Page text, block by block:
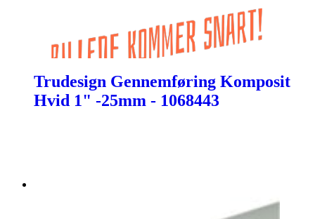
Trudesign Gennemføring Komposit
Hvid 1" -25mm - 1068443